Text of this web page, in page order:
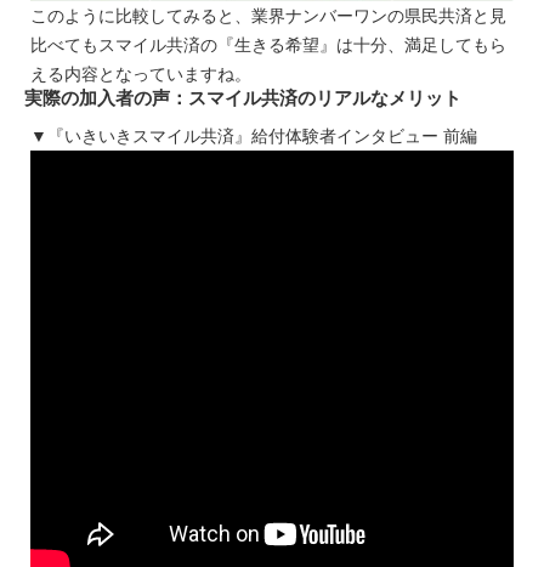
このように比較してみると、業界ナンバーワンの県民共済と見
比べてもスマイル共済の『生きる希望』は十分、満足してもら
える内容となっていますね。
実際の加入者の声：スマイル共済のリアルなメリット
▼『いきいきスマイル共済』給付体験者インタビュー 前編